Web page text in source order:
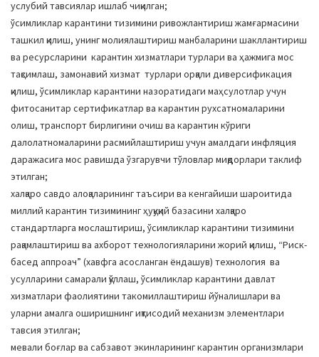
услубий тавсиялар ишлаб чиқилган;
ўсимликлар карантини тизимини ривожлантириш жамғармасини
ташкил қилиш, унинг молиялаштириш манбаларини шакллантириш
ва ресурсларини карантин хизматлари турлари ва ҳажмига мос
тақсимлаш, замонавий хизмат турлари орқали диверсификация
қилиш, ўсимликлар карантини назоратидаги маҳсулотлар учун
фитосанитар сертификатлар ва карантин рухсатномаларини
олиш, транспорт бирлигини очиш ва карантин кўриги
далолатномаларини расмийлаштириш учун амалдаги инфляция
даражасига мос равишда ўзгарувчи тўловлар миқдорлари таклиф
этилган;
халқаро савдо алоқаларининг таъсири ва кенгайиши шароитида
миллий карантин тизимининг ҳуқуқий базасини халқаро
стандартларга мослаштириш, ўсимликлар карантини тизимини
рақамлаштириш ва ахборот технологияларини жорий қилиш, “Риск-
басед аппроач” (хавфга асосланган ёндашув) технология ва
усулларини самарали қўллаш, ўсимликлар карантини давлат
хизматлари фаолиятини такомиллаштириш йўналишлари ва
уларни амалга оширишнинг иқтисодий механизм элементлари
тавсия этилган;
мевали боғлар ва сабзавот экинларининг карантин организмлари